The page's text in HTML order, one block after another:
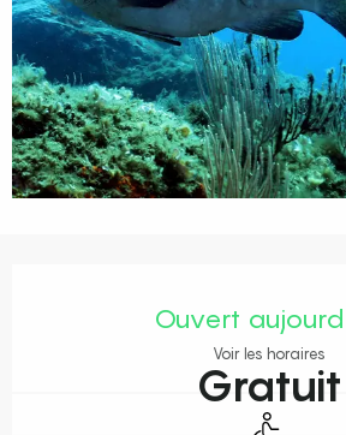
Ouvert
Voir les horaires
Gratuit
Accès